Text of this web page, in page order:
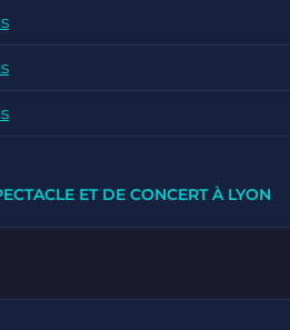
ET DE CONCERT À LYON